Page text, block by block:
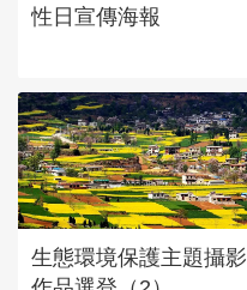
性日宣傳海報
生態環境保護主題攝影